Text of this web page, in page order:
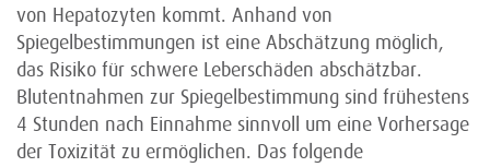
von Hepatozyten kommt. Anhand von
Spiegelbestimmungen ist eine Abschätzung möglich,
das Risiko für schwere Leberschäden abschätzbar.
Blutentnahmen zur Spiegelbestimmung sind frühestens
4 Stunden nach Einnahme sinnvoll um eine Vorhersage
der Toxizität zu ermöglichen. Das folgende